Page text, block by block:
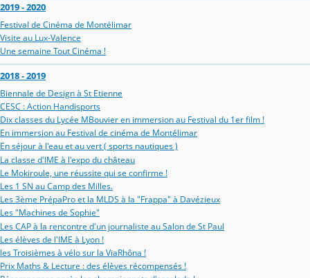
2019 - 2020
Festival de Cinéma de Montélimar
Visite au Lux-Valence
Une semaine Tout Cinéma !
2018 - 2019
Biennale de Design à St Etienne
CESC : Action Handisports
Dix classes du Lycée MBouvier en immersion au Festival du 1er film !
En immersion au Festival de cinéma de Montélimar
En séjour à l'eau et au vert ( sports nautiques )
La classe d'IME à l'expo du château
Le Mokiroule, une réussite qui se confirme !
Les 1 SN au Camp des Milles.
Les 3ème PrépaPro et la MLDS à la "Frappa" à Davézieux
Les "Machines de Sophie"
Les CAP à la rencontre d'un journaliste au Salon de St Paul
Les élèves de l'IME à Lyon !
les Troisièmes à vélo sur la ViaRhôna !
Prix Maths & Lecture : des élèves récompensés !